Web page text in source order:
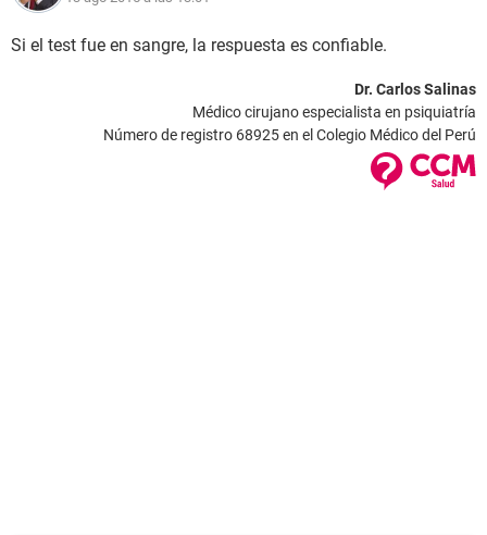
Si el test fue en sangre, la respuesta es confiable.
Dr. Carlos Salinas
Médico cirujano especialista en psiquiatría
Número de registro 68925 en el Colegio Médico del Perú